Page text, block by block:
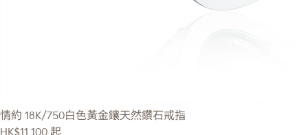
情約 18K/750白色黃金鑲天然鑽石戒指
HK$11,100 起